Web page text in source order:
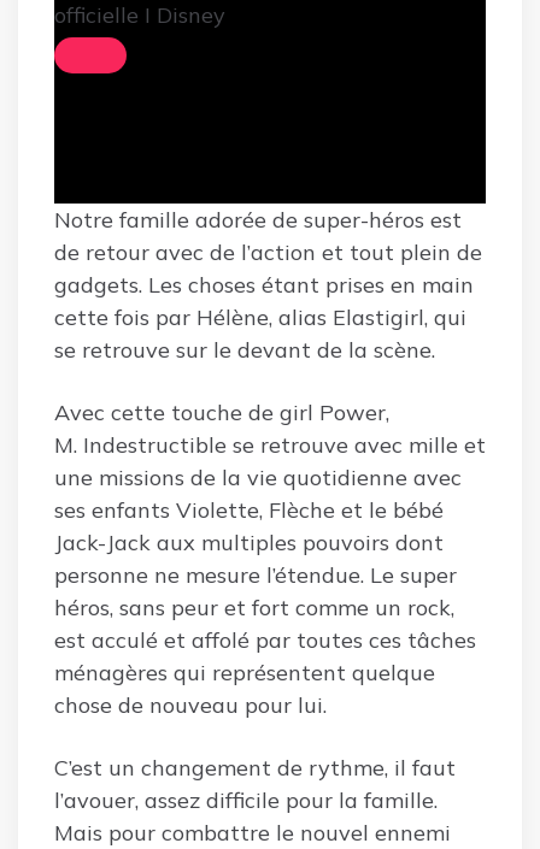
officielle I Disney
Notre famille adorée de super-héros est
de retour avec de l’action et tout plein de
gadgets. Les choses étant prises en main
cette fois par Hélène, alias Elastigirl, qui
se retrouve sur le devant de la scène.
Avec cette touche de girl Power,
M. Indestructible se retrouve avec mille et
une missions de la vie quotidienne avec
ses enfants Violette, Flèche et le bébé
Jack-Jack aux multiples pouvoirs dont
personne ne mesure l’étendue. Le super
héros, sans peur et fort comme un rock,
est acculé et affolé par toutes ces tâches
ménagères qui représentent quelque
chose de nouveau pour lui.
C’est un changement de rythme, il faut
l’avouer, assez difficile pour la famille.
Mais pour combattre le nouvel ennemi